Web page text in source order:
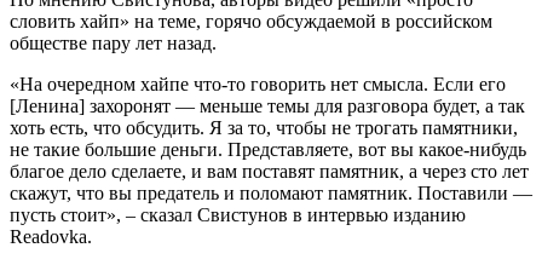
словить хайп» на теме, горячо обсуждаемой в российском
обществе пару лет назад.
«На очередном хайпе что-то говорить нет смысла. Если его
[Ленина] захоронят — меньше темы для разговора будет, а так
хоть есть, что обсудить. Я за то, чтобы не трогать памятники,
не такие большие деньги. Представляете, вот вы какое-нибудь
благое дело сделаете, и вам поставят памятник, а через сто лет
скажут, что вы предатель и поломают памятник. Поставили —
пусть стоит», – сказал Свистунов в интервью изданию
Readovka.